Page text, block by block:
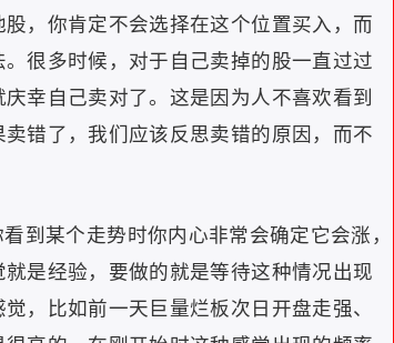
，你肯定不会选择在这个位置买入，而
很多时候，对于自己卖掉的股一直过过
幸自己卖对了。这是因为人不喜欢看到
错了，我们应该反思卖错的原因，而不
到某个走势时你内心非常会确定它会涨，
是经验，要做的就是等待这种情况出现
，比如前一天巨量烂板次日开盘走强、